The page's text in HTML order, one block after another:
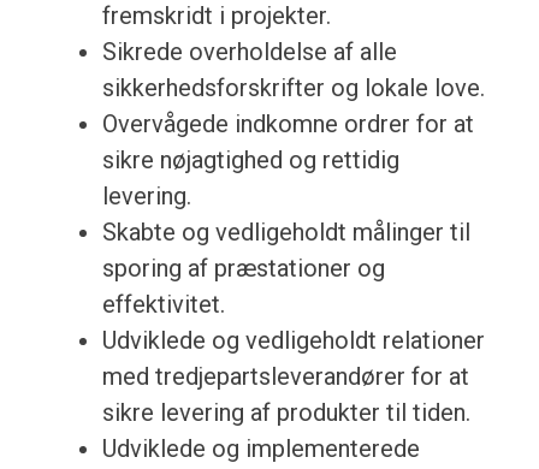
fremskridt i projekter.
Sikrede overholdelse af alle
sikkerhedsforskrifter og lokale love.
Overvågede indkomne ordrer for at
sikre nøjagtighed og rettidig
levering.
Skabte og vedligeholdt målinger til
sporing af præstationer og
effektivitet.
Udviklede og vedligeholdt relationer
med tredjepartsleverandører for at
sikre levering af produkter til tiden.
Udviklede og implementerede